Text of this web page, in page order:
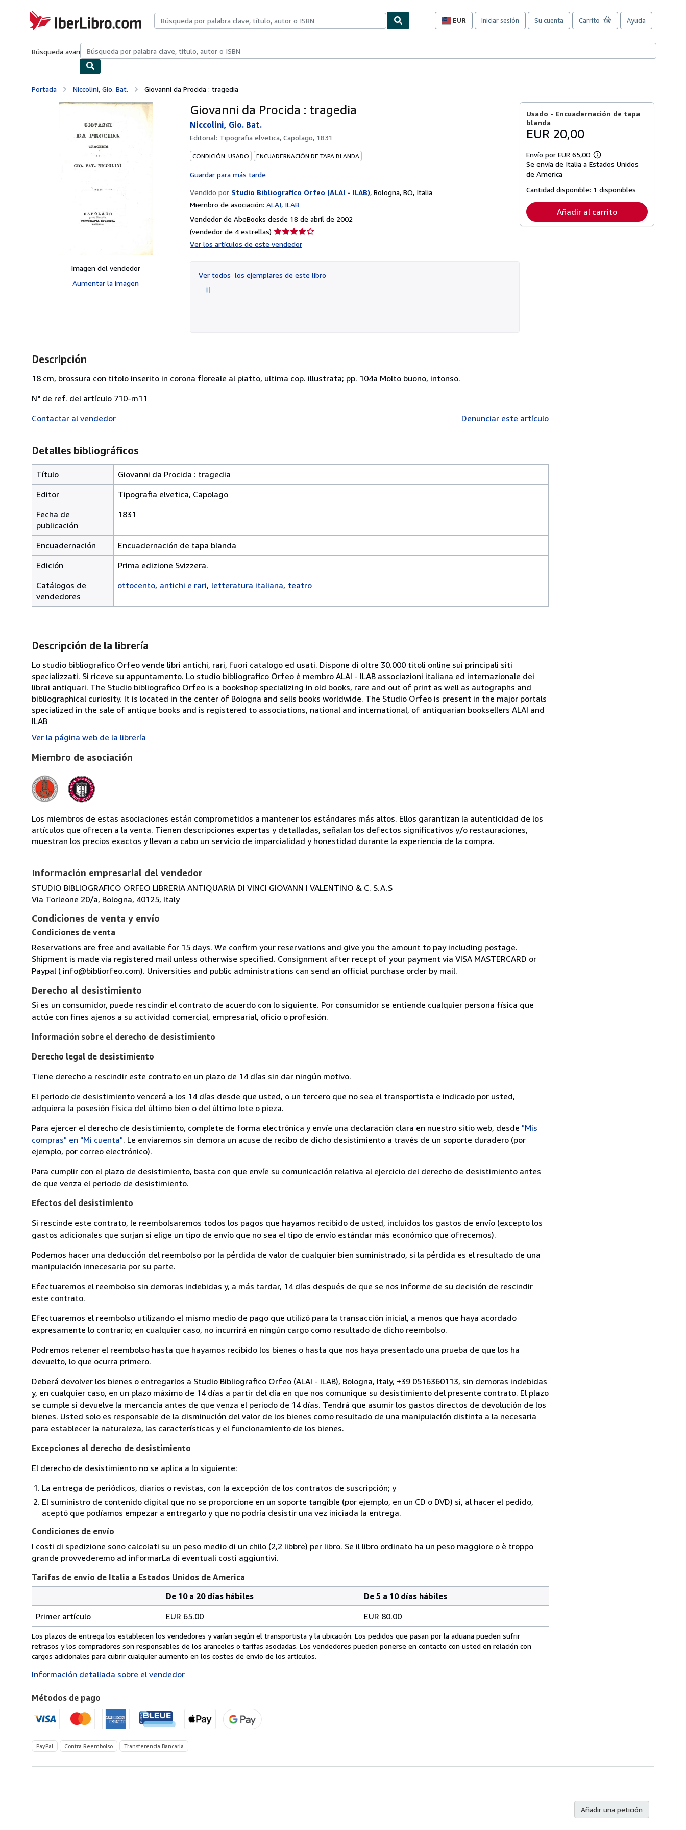
IberLibro.com
EUR
Preferencias
compra
sitio.
Iniciar sesión Su cuenta Carrito Ayuda
Búsqueda avanzadaColecciones Libros antiguosArte y coleccionismo
Portada Niccolini, Gio. Bat. Giovanni da Procida : tragedia
Imagen del vendedor
Aumentar la imagen
Giovanni da Procida : tragedia
Niccolini, Gio. Bat.
Editorial: Tipografia elvetica, Capolago, 1831
CONDICIÓN: USADO ENCUADERNACIÓN DE TAPA BLANDA
Guardar para más tarde
Vendido por Studio Bibliografico Orfeo (ALAI - ILAB), Bologna, BO, Italia
Miembro de asociación: ALAI ILAB
Vendedor de AbeBooks desde 18 de abril de 2002
(vendedor de 4 estrellas) Calificación
Ver los artículos de este vendedor
Ver todos los ejemplares de este libro
Usado - Encuadernación de tapa
blanda
EUR 20,00
Envío por EUR 65,00
Más
información
tarifas
envío
Se envía de Italia a Estados Unidos
de America
Cantidad disponible: 1 disponibles
Añadir al carrito
Descripción
18 cm, brossura con titolo inserito in corona floreale al piatto, ultima cop. illustrata; pp. 104a Molto buono, intonso.
N° de ref. del artículo 710-m11
Contactar al vendedor
Denunciar este artículo
Detalles bibliográficos
Título
Giovanni da Procida : tragedia
Editor
Tipografia elvetica, Capolago
Fecha de
publicación
1831
Encuadernación
Encuadernación de tapa blanda
Edición
Prima edizione Svizzera.
Catálogos de
vendedores
ottocento antichi e rari letteratura italiana teatro
Descripción de la librería
Lo studio bibliografico Orfeo vende libri antichi, rari, fuori catalogo ed usati. Dispone di oltre 30.000 titoli online sui principali siti
specializzati. Si riceve su appuntamento. Lo studio bibliografico Orfeo è membro ALAI - ILAB associazioni italiana ed internazionale dei
librai antiquari. The Studio bibliografico Orfeo is a bookshop specializing in old books, rare and out of print as well as autographs and
bibliographical curiosity. It is located in the center of Bologna and sells books worldwide. The Studio Orfeo is present in the major portals
specialized in the sale of antique books and is registered to associations, national and international, of antiquarian booksellers ALAI and
ILAB
Ver la página web de la librería
Miembro de asociación
Los miembros de estas asociaciones están comprometidos a mantener los estándares más altos. Ellos garantizan la autenticidad de los
artículos que ofrecen a la venta. Tienen descripciones expertas y detalladas, señalan los defectos significativos y/o restauraciones,
muestran los precios exactos y llevan a cabo un servicio de imparcialidad y honestidad durante la experiencia de la compra.
Información empresarial del vendedor
STUDIO BIBLIOGRAFICO ORFEO LIBRERIA ANTIQUARIA DI VINCI GIOVANN I VALENTINO & C. S.A.S
Via Torleone 20/a, Bologna, 40125, Italy
Condiciones de venta y envío
Condiciones de venta
Reservations are free and available for 15 days. We confirm your reservations and give you the amount to pay including postage.
Shipment is made via registered mail unless otherwise specified. Consignment after recept of your payment via VISA MASTERCARD or
Paypal ( info@bibliorfeo.com). Universities and public administrations can send an official purchase order by mail.
Derecho al desistimiento
Si es un consumidor, puede rescindir el contrato de acuerdo con lo siguiente. Por consumidor se entiende cualquier persona física que
actúe con fines ajenos a su actividad comercial, empresarial, oficio o profesión.
Información sobre el derecho de desistimiento
Derecho legal de desistimiento
Tiene derecho a rescindir este contrato en un plazo de 14 días sin dar ningún motivo.
El periodo de desistimiento vencerá a los 14 días desde que usted, o un tercero que no sea el transportista e indicado por usted,
adquiera la posesión física del último bien o del último lote o pieza.
Para ejercer el derecho de desistimiento, complete de forma electrónica y envíe una declaración clara en nuestro sitio web, desde "Mis
compras" en "Mi cuenta". Le enviaremos sin demora un acuse de recibo de dicho desistimiento a través de un soporte duradero (por
ejemplo, por correo electrónico).
Para cumplir con el plazo de desistimiento, basta con que envíe su comunicación relativa al ejercicio del derecho de desistimiento antes
de que venza el periodo de desistimiento.
Efectos del desistimiento
Si rescinde este contrato, le reembolsaremos todos los pagos que hayamos recibido de usted, incluidos los gastos de envío (excepto los
gastos adicionales que surjan si elige un tipo de envío que no sea el tipo de envío estándar más económico que ofrecemos).
Podemos hacer una deducción del reembolso por la pérdida de valor de cualquier bien suministrado, si la pérdida es el resultado de una
manipulación innecesaria por su parte.
Efectuaremos el reembolso sin demoras indebidas y, a más tardar, 14 días después de que se nos informe de su decisión de rescindir
este contrato.
Efectuaremos el reembolso utilizando el mismo medio de pago que utilizó para la transacción inicial, a menos que haya acordado
expresamente lo contrario; en cualquier caso, no incurrirá en ningún cargo como resultado de dicho reembolso.
Podremos retener el reembolso hasta que hayamos recibido los bienes o hasta que nos haya presentado una prueba de que los ha
devuelto, lo que ocurra primero.
Deberá devolver los bienes o entregarlos a Studio Bibliografico Orfeo (ALAI - ILAB), Bologna, Italy, +39 0516360113, sin demoras indebidas
y, en cualquier caso, en un plazo máximo de 14 días a partir del día en que nos comunique su desistimiento del presente contrato. El plazo
se cumple si devuelve la mercancía antes de que venza el periodo de 14 días. Tendrá que asumir los gastos directos de devolución de los
bienes. Usted solo es responsable de la disminución del valor de los bienes como resultado de una manipulación distinta a la necesaria
para establecer la naturaleza, las características y el funcionamiento de los bienes.
Excepciones al derecho de desistimiento
El derecho de desistimiento no se aplica a lo siguiente:
La entrega de periódicos, diarios o revistas, con la excepción de los contratos de suscripción; y
El suministro de contenido digital que no se proporcione en un soporte tangible (por ejemplo, en un CD o DVD) si, al hacer el pedido,
aceptó que podíamos empezar a entregarlo y que no podría desistir una vez iniciada la entrega.
Condiciones de envío
I costi di spedizione sono calcolati su un peso medio di un chilo (2,2 libbre) per libro. Se il libro ordinato ha un peso maggiore o è troppo
grande provvederemo ad informarLa di eventuali costi aggiuntivi.
Tarifas de envío de Italia a Estados Unidos de America
de
envío
de
Italia
Estados
de
America
pedido
De 10 a 20 días hábiles
De 5 a 10 días hábiles
Primer artículo
EUR 65.00 EUR 80.00
Los plazos de entrega los establecen los vendedores y varían según el transportista y la ubicación. Los pedidos que pasan por la aduana pueden sufrir
retrasos y los compradores son responsables de los aranceles o tarifas asociadas. Los vendedores pueden ponerse en contacto con usted en relación con
cargos adicionales para cubrir cualquier aumento en los costes de envío de los artículos.
Información detallada sobre el vendedor
Métodos de pago
PayPal Contra Reembolso Transferencia Bancaria
Añadir una petición